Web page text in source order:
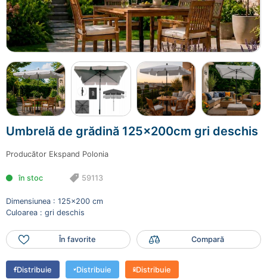
Umbrelă de grădină 125x200cm gri deschis
Producător Ekspand Polonia
în stoc 59113
Dimensiunea : 125x200 cm
Culoarea : gri deschis
În favorite Compară
Distribuie Distribuie Distribuie
Umbrelă de grădină
125x200cm gri deschis
59113
750.00 lei
Mai adaugă produse